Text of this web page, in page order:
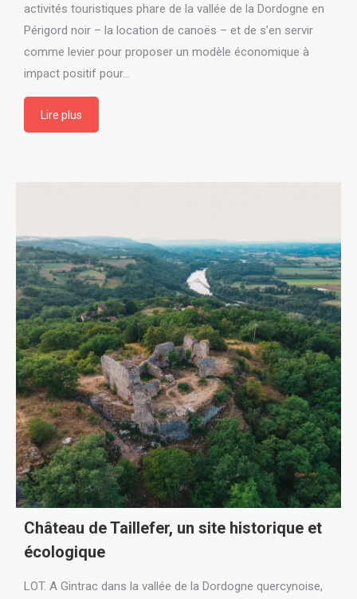
activités touristiques phare de la vallée de la Dordogne en
Périgord noir – la location de canoës – et de s’en servir
comme levier pour proposer un modèle économique à
impact positif pour…
Lire plus
Château de Taillefer, un site historique et
écologique
LOT. A Gintrac dans la vallée de la Dordogne quercynoise,